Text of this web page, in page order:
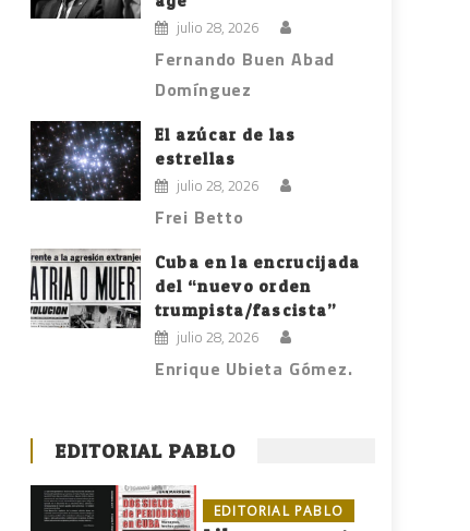
julio 28, 2026
Fernando Buen Abad
Domínguez
El azúcar de las
estrellas
julio 28, 2026
Frei Betto
Cuba en la encrucijada
del “nuevo orden
trumpista/fascista”
julio 28, 2026
Enrique Ubieta Gómez.
EDITORIAL PABLO
EDITORIAL PABLO